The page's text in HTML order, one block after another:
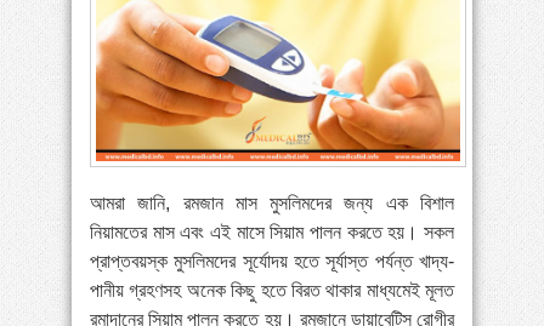
» পায়ের পাতা ব্যথার যত কারণ ও সমাধান
» বাংলাদেশে বাড়ছে মায়েলোমা রোগী—সমাধানে বিশেষজ্ঞদের
কর্মশালা
»কোমরব্যথা কেন হয়, কীভাবে এড়াবেন
আমরা জানি, রমজান মাস মুসলিমদের জন্য এক বিশাল
নিয়ামতের মাস এবং এই মাসে সিয়াম পালন করতে হয়। সকল
প্রাপ্তবয়স্ক মুসলিমদের সূর্যোদয় হতে সূর্যাস্ত পর্যন্ত খাদ্য-
পানীয় গ্রহণসহ অনেক কিছু হতে বিরত থাকার মাধ্যমেই মূলত
রমাদানের সিয়াম পালন করতে হয়। রমজানে ডায়াবেটিস রোগীর